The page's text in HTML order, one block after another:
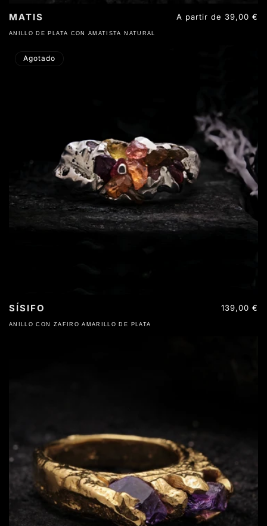
ANILLO DE PLATA CON AMATISTA NATURAL
MATIS
Precio
habitual
A partir de 39,00 €
Agotado
ANILLO CON ZAFIRO AMARILLO DE PLATA
SÍSIFO
Precio
139,00 €